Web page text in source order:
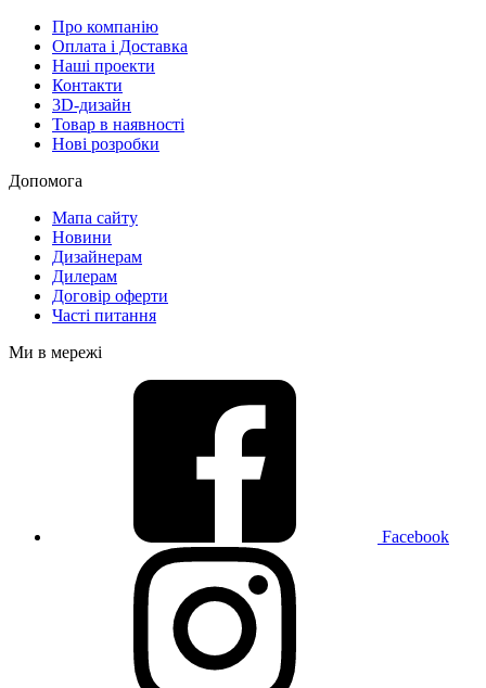
Про компанію
Оплата і Доставка
Наші проекти
Контакти
3D-дизайн
Товар в наявності
Нові розробки
Допомога
Мапа сайту
Новини
Дизайнерам
Дилерам
Договір оферти
Часті питання
Ми в мережі
Facebook